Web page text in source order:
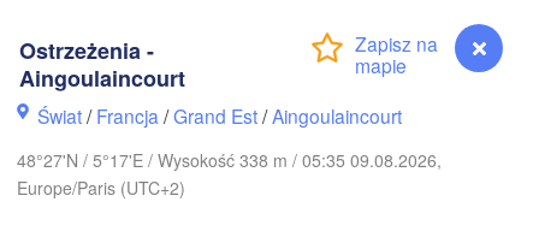
Ostrzeżenia -
Aingoulaincourt
Świat/Francja /Grand Est/Aingoulaincourt
48°27'N / 5°17'E / Wysokość 338 m / 05:35 09.08.2026,
Europe/Paris (UTC+2)
Groningen
Norwich